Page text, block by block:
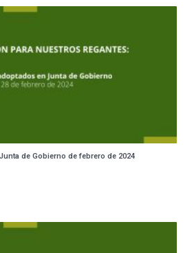
de Gobierno de febrero de 2024